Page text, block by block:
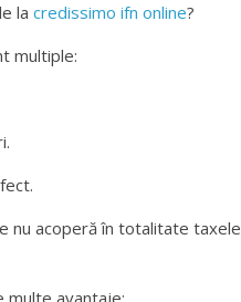
la credissimo ifn online?
multiple:
nu acoperă în totalitate taxele